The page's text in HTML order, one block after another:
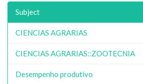
Subject
CIENCIAS AGRARIAS
CIENCIAS AGRARIAS::ZOOTECNIA
Desempenho produtivo